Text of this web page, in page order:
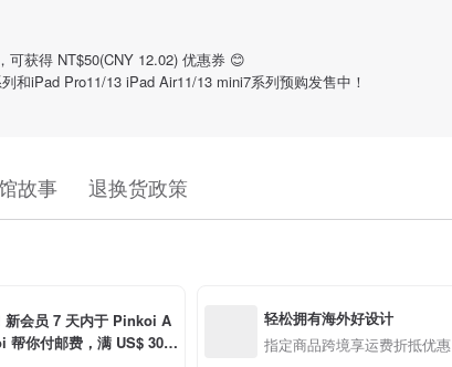
可获得 NT$50(CNY 12.02) 优惠券 😊
和iPad Pro11/13 iPad Air11/13 mini7系列预购发售中！
故事 退换货政策
新会员 7 天内于 Pinkoi A
帮你付邮费，满 US$ 30.0
轻松拥有海外好设计
指定商品跨境享运费折抵优惠